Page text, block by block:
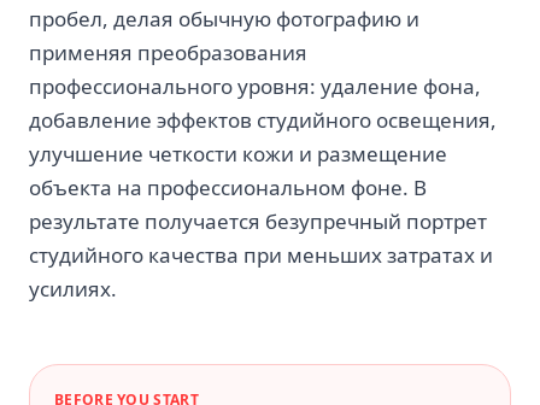
пробел, делая обычную фотографию и
применяя преобразования
профессионального уровня: удаление фона,
добавление эффектов студийного освещения,
улучшение четкости кожи и размещение
объекта на профессиональном фоне. В
результате получается безупречный портрет
студийного качества при меньших затратах и ​​
усилиях.
BEFORE YOU START